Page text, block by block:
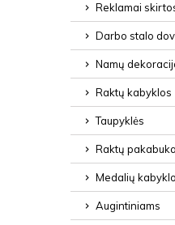
Reklamai
Darbo stalo
Namų
Raktų kabyklos
Taupyklės
Raktų
Medalių
Augintiniams